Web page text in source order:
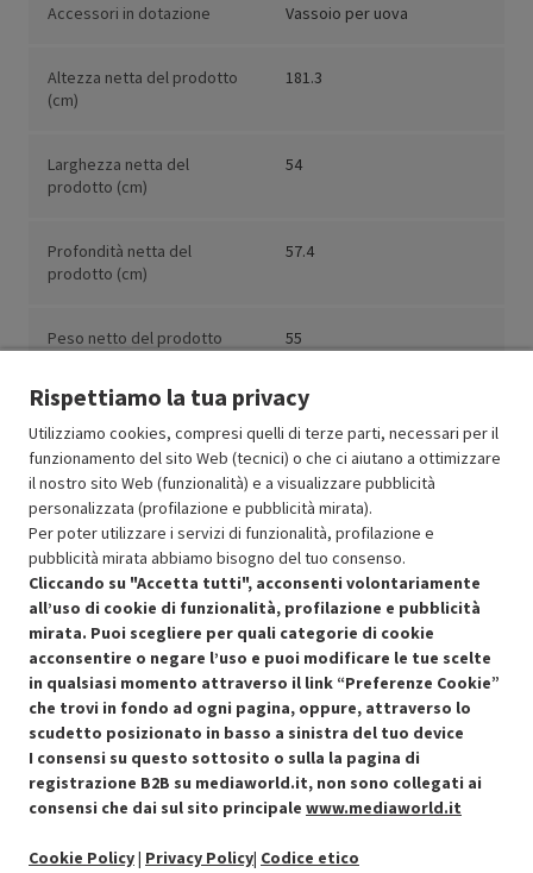
Accessori in dotazione Vassoio per uova
Altezza netta del prodotto
(cm)
181.3
Larghezza netta del
prodotto (cm)
54
Profondità netta del
prodotto (cm)
57.4
Peso netto del prodotto
55
Resi e garanzie
Stato prodotti
Condizioni generali di vendita Recedere dal contratto qui
Rispettiamo la tua privacy
Utilizziamo cookies, compresi quelli di terze parti, necessari per il
funzionamento del sito Web (tecnici) o che ci aiutano a ottimizzare
il nostro sito Web (funzionalità) e a visualizzare pubblicità
personalizzata (profilazione e pubblicità mirata).
Per poter utilizzare i servizi di funzionalità, profilazione e
pubblicità mirata abbiamo bisogno del tuo consenso.
Cliccando su "Accetta tutti", acconsenti volontariamente
all’uso di cookie di funzionalità, profilazione e pubblicità
mirata. Puoi scegliere per quali categorie di cookie
acconsentire o negare l’uso e puoi modificare le tue scelte
in qualsiasi momento attraverso il link “Preferenze Cookie”
che trovi in fondo ad ogni pagina, oppure, attraverso lo
scudetto posizionato in basso a sinistra del tuo device
I consensi su questo sottosito o sulla la pagina di
registrazione B2B su mediaworld.it, non sono collegati ai
consensi che dai sul sito principale www.mediaworld.it
Cookie Policy| Privacy Policy| Codice etico